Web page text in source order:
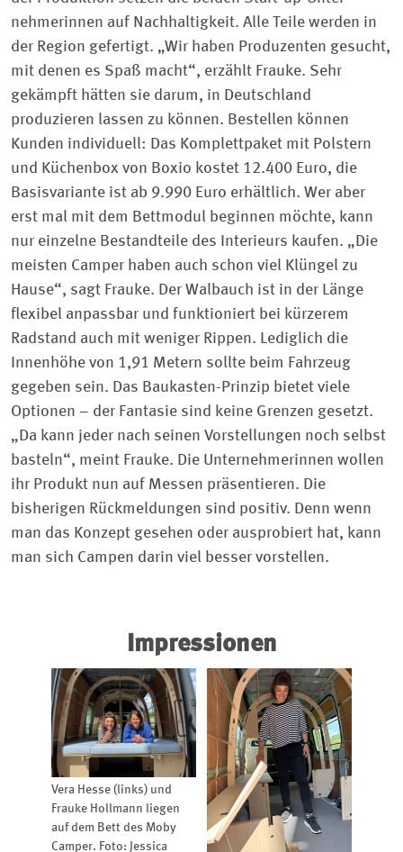
Mehr Informationen
Akzeptieren
powered by
Usercentrics Consent Management Platform
nehmerinnen auf Nachhaltigkeit. Alle Teile werden in
der Region gefertigt. „Wir haben Produzenten gesucht,
mit denen es Spaß macht“, erzählt Frauke. Sehr
gekämpft hätten sie darum, in Deutschland
produzieren lassen zu können. Bestellen können
Kunden individuell: Das Komplett­paket mit Polstern
und Küchenbox von Boxio kostet 12.400 Euro, die
Basis­variante ist ab 9.990 Euro erhältlich. Wer aber
erst mal mit dem Bettmodul beginnen möchte, kann
nur einzelne Bestandteile des Interieurs kaufen. „Die
meisten Camper haben auch schon viel Klüngel zu
Hause“, sagt Frauke. Der Walbauch ist in der Länge
flexibel anpassbar und funktioniert bei kürzerem
Radstand auch mit weniger Rippen. Lediglich die
Innenhöhe von 1,91 Metern sollte beim Fahrzeug
gegeben sein. Das Baukasten-Prinzip bietet viele
Optionen – der Fantasie sind keine Grenzen gesetzt.
„Da kann jeder nach seinen Vorstellungen noch selbst
basteln“, meint Frauke. Die Unternehmerinnen wollen
ihr Produkt nun auf Messen präsentieren. Die
bisherigen Rück­meldungen sind positiv. Denn wenn
man das Konzept gesehen oder ausprobiert hat, kann
man sich Campen darin viel besser vorstellen.
Impressionen
Vera Hesse (links) und
Frauke Hollmann liegen
auf dem Bett des Moby
Camper. Foto: Jessica